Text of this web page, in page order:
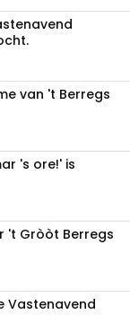
van 't Berregs
's ore!' is
't Gròòt Berregs
Vastenavend